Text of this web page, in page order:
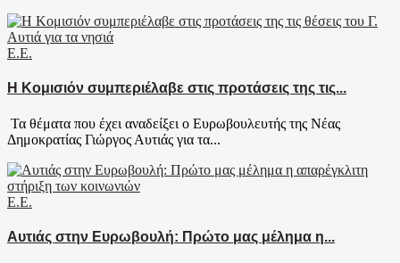
Ε.Ε.
Η Κομισιόν συμπεριέλαβε στις προτάσεις της τις...
Τα θέματα που έχει αναδείξει ο Ευρωβουλευτής της Νέας
Δημοκρατίας Γιώργος Αυτιάς για τα...
Ε.Ε.
Αυτιάς στην Ευρωβουλή: Πρώτο μας μέλημα η...